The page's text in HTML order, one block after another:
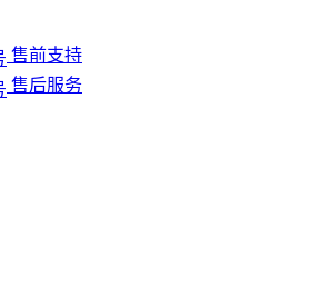
售前支持
售后服务